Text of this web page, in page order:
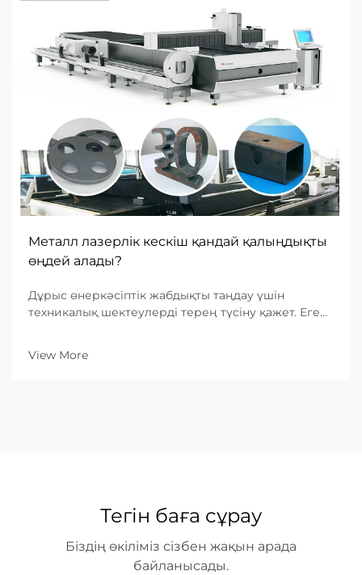
Металл лазерлік кескіш қандай қалыңдықты
өңдей алады?
Дұрыс өнеркәсіптік жабдықты таңдау үшін
техникалық шектеулерді терең түсіну қажет. Егер
сұрақтардың бірі: «Бұл машина қандай ең үлкен
View More
Тегін баға сұрау
Біздің өкіліміз сізбен жақын арада
байланысады.